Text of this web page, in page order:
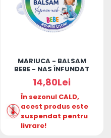
MARIUCA - BALSAM
BEBE - NAS ÎNFUNDAT
25G
14,80Lei
În sezonul CALD,
acest produs este
suspendat pentru
livrare!